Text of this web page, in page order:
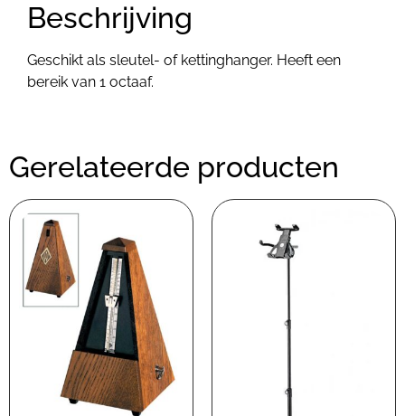
Beschrijving
Geschikt als sleutel- of kettinghanger. Heeft een
bereik van 1 octaaf.
Gerelateerde producten